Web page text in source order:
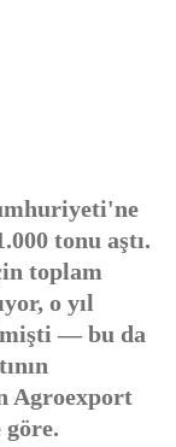
tonu aştı.
toplam
o yıl
— bu da
Agroexport